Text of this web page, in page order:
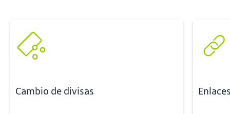
Cambio de divisas